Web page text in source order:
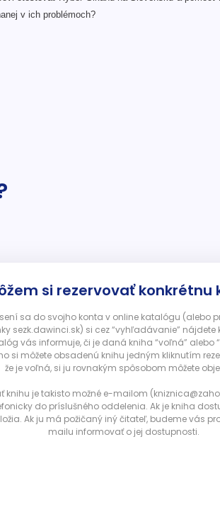
v ich problémoch?
si rezervovať konkrétnu
sa do svojho konta v online katalógu (alebo
sezk.dawinci.sk) si cez “vyhľadávanie” nájdete
vás informuje, či je daná kniha “voľná” alebo
si môžete obsadenú knihu jedným kliknutím
že je voľná, si ju rovnakým spôsobom môžete
knihu je takisto možné e-mailom
do príslušného oddelenia. Ak je kniha
Ak ju má požičaný iný čitateľ, budeme vás
mailu informovať o jej dostupnosti.